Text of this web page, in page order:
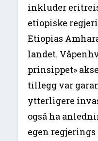
inkluder
etiopiske
Etiopias
landet.
prinsippet»
tillegg var
ytterligere
også ha
egen